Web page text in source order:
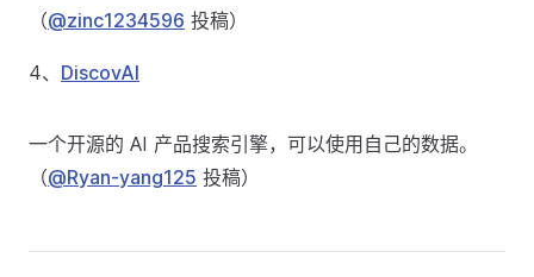
（@zinc1234596 投稿）
4、 DiscovAI
一个开源的 AI 产品搜索引擎，可以使用自己的数据。
（@Ryan-yang125 投稿）